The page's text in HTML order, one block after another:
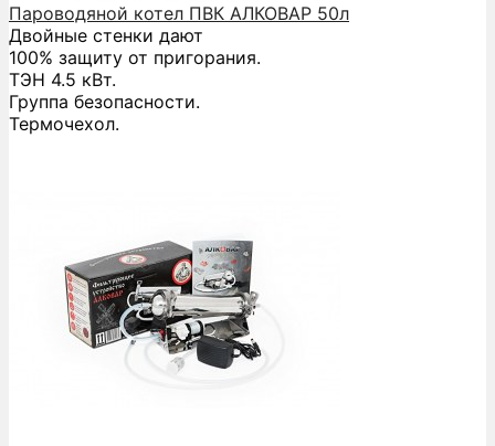
Пароводяной котел ПВК АЛКОВАР 50л
Двойные стенки дают
100% защиту от пригорания.
ТЭН 4.5 кВт.
Группа безопасности.
Термочехол.